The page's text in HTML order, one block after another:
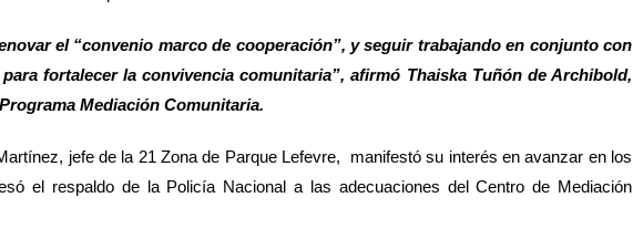
el “convenio marco de cooperación”, y seguir trabajando en conjunto con
fortalecer la convivencia comunitaria”, afirmó Thaiska Tuñón de Archibold,
Mediación Comunitaria.
jefe de la 21 Zona de Parque Lefevre, manifestó su interés en avanzar en los
el respaldo de la Policía Nacional a las adecuaciones del Centro de Mediación